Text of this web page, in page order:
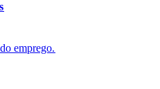
emprego.​​